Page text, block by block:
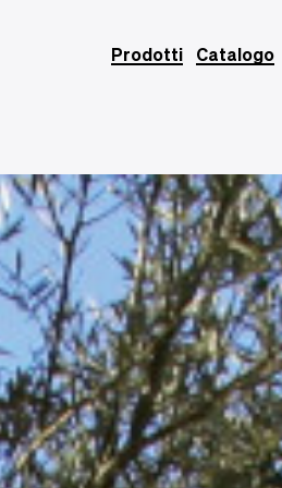
Prodotti Catalogo